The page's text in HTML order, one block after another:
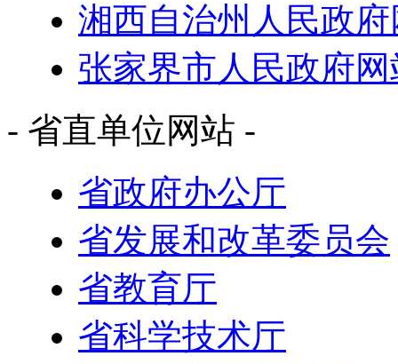
湘西自治州人民政
张家界市人民政府网
- 省直单位网站 -
省政府办公厅
省发展和改革委员会
省教育厅
省科学技术厅